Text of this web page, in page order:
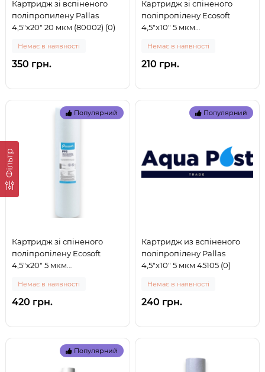
Фільтр
Картридж зі вспіненого
поліпропилену Pallas
4,5"х20" 20 мкм (80002) (0)
Немає в наявності
350 грн.
Картридж зі спіненого
поліпропілену Ecosoft
4,5"х10" 5 мкм
Немає в наявності
210 грн.
Популярний
Картридж зі спіненого
поліпропілену Ecosoft
4,5"х20" 5 мкм
Немає в наявності
420 грн.
Популярний
Картридж из вспіненого
поліпропілену Pallas
4,5"х10" 5 мкм 45105 (0)
Немає в наявності
240 грн.
Популярний